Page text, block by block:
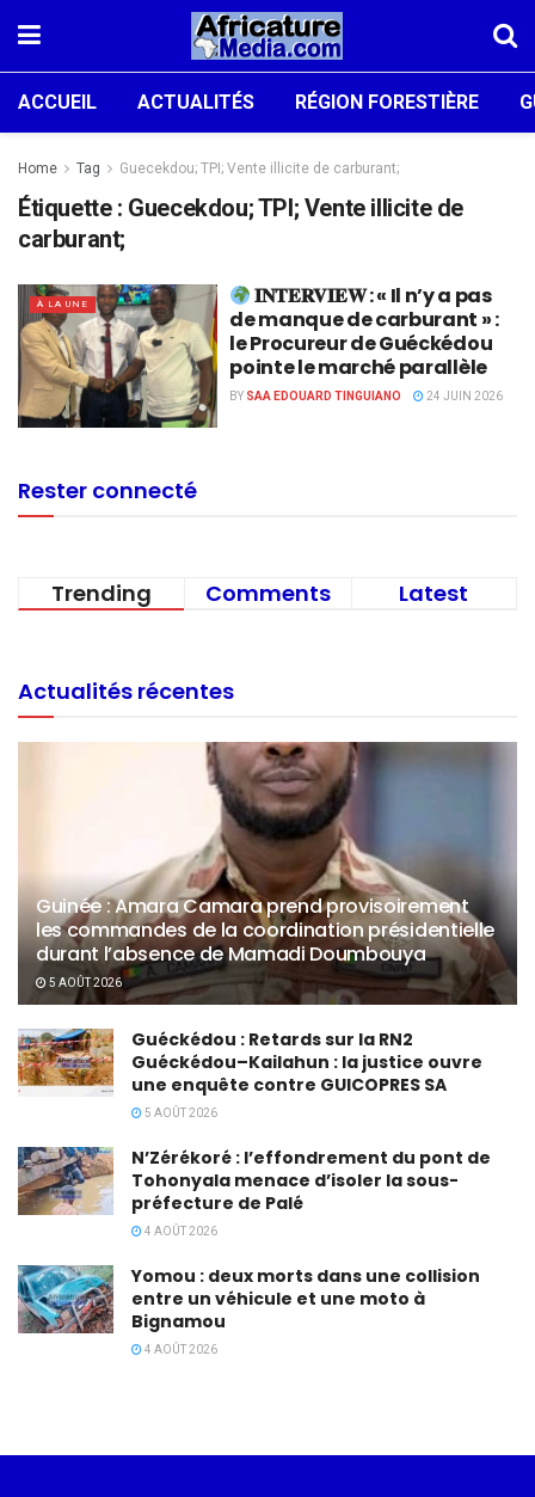
ACCUEIL ACTUALITÉS RÉGION FORESTIÈRE
Home Tag Guecekdou; TPI; Vente illicite de carburant;
Étiquette : Guecekdou; TPI; Vente illicite de
carburant;
À LA UNE
𝐈𝐍𝐓𝐄𝐑𝐕𝐈𝐄𝐖 : « Il n’y a pas
de manque de carburant » :
le Procureur de Guéckédou
pointe le marché parallèle
BY SAA EDOUARD TINGUIANO 24 JUIN 2026
Rester connecté
Trending Comments Latest
Actualités récentes
Guinée : Amara Camara prend provisoirement
les commandes de la coordination présidentielle
durant l’absence de Mamadi Doumbouya
5 AOÛT 2026
Guéckédou : Retards sur la RN2
Guéckédou–Kailahun : la justice ouvre
une enquête contre GUICOPRES SA
5 AOÛT 2026
N’Zérékoré : l’effondrement du pont de
Tohonyala menace d’isoler la sous-
préfecture de Palé
4 AOÛT 2026
Yomou : deux morts dans une collision
entre un véhicule et une moto à
Bignamou
4 AOÛT 2026